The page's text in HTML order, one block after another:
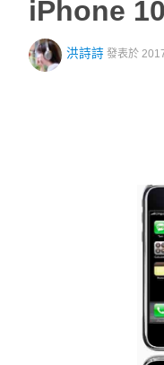
iPhone
洪詩詩 發表於